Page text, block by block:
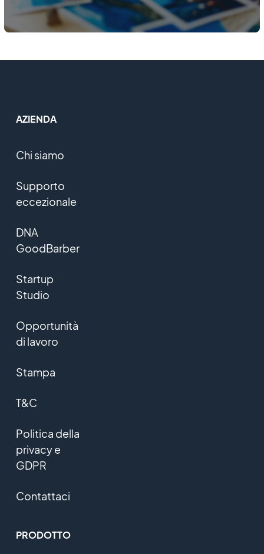
AZIENDA
Chi siamo
Supporto
eccezionale
DNA
GoodBarber
Startup
Studio
Opportunità
di lavoro
Stampa
T&C
Politica della
privacy e
GDPR
Contattaci
PRODOTTO